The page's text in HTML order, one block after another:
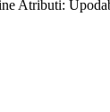
Atributi: